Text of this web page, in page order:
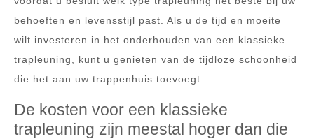
behoeften en levensstijl past. Als u de tijd en moeite
wilt investeren in het onderhouden van een klassieke
trapleuning, kunt u genieten van de tijdloze schoonheid
die het aan uw trappenhuis toevoegt.
De kosten voor een klassieke
trapleuning zijn meestal hoger dan die